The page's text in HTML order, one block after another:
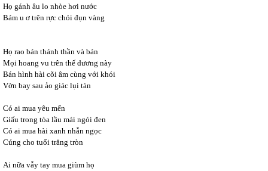
Họ gánh âu lo nhòe hơi nước
Bám u ơ trên rực chói đụn vàng
Họ rao bán thánh thần và bán
Mọi hoang vu trên thế dương này
Bán hình hài cõi âm cùng với khói
Vờn bay sau ảo giác lụi tàn
Có ai mua yêu mến
Giấu trong tòa lầu mái ngói đen
Có ai mua hài xanh nhẫn ngọc
Cúng cho tuổi trăng tròn
Ai nữa vẫy tay mua giùm họ